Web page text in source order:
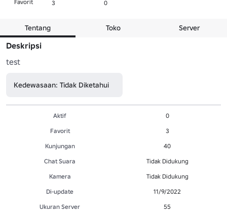
Favorit 3 0
Tentang Toko Server
Deskripsi
test
Kedewasaan: Tidak Diketahui
Aktif
0
Favorit
3
Kunjungan
40
Chat Suara
Tidak Didukung
Kamera
Tidak Didukung
Di-update
11/9/2022
Ukuran Server
55